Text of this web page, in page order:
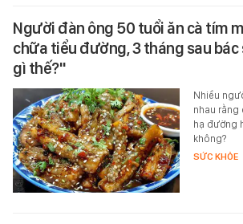
Người đàn ông 50 tuổi ăn cà tím
chữa tiểu đường, 3 tháng sau bác
gì thế?"
Nhiều
nhau rằng
hạ đường
không?
SỨC KHỎE